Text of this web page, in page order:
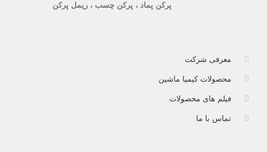
پرکن پماد ، پرکن چسب ، ریمل پرکن
معرفی شرکت
محصولات کیمیا ماشین
فیلم های محصولات
تماس با ما